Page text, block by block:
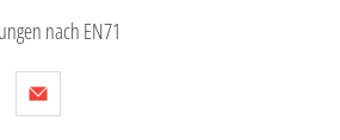
nach EN71